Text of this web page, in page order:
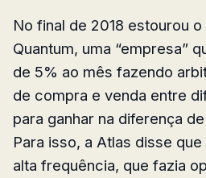
No final de 2018 estourou
Quantum, uma “empresa”
de 5% ao mês fazendo
de compra e venda entre
para ganhar na diferença
Para isso, a Atlas disse
alta frequência, que fazia